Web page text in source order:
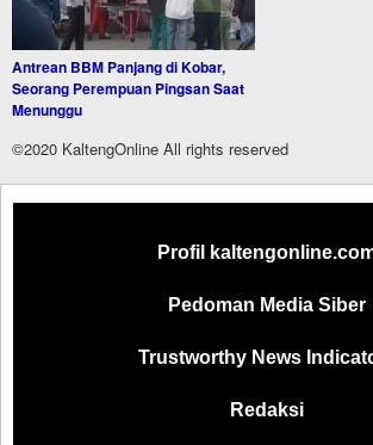
Antrean BBM Panjang di Kobar,
Seorang Perempuan Pingsan Saat
Menunggu
©2020 KaltengOnline All rights reserved
Profil
Pedoman Media Siber
Trustworthy News
Redaksi